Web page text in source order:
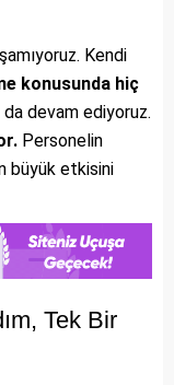
Kendi
konusunda hiç
da devam ediyoruz.
Personelin
büyük etkisini
Tek Bir